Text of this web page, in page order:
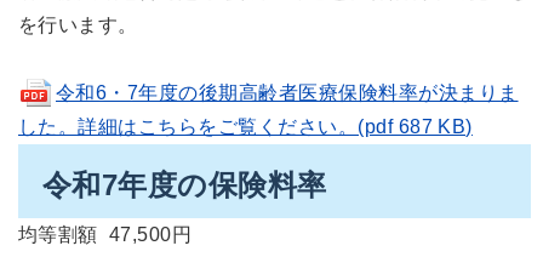
を行います。
令和6・7年度の後期高齢者医療保険料率が決まりま
した。詳細はこちらをご覧ください。(pdf 687 KB)
令和7年度の保険料率
均等割額 47,500円